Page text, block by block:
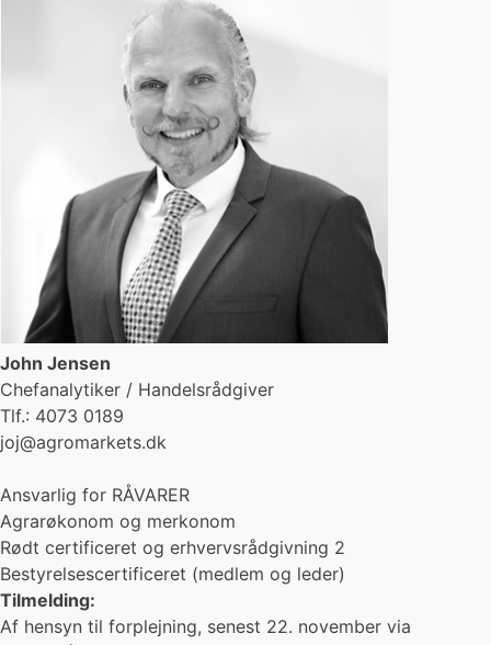
John Jensen
Chefanalytiker / Handelsrådgiver
Tlf.: 4073 0189
joj@agromarkets.dk
Ansvarlig for RÅVARER
Agrarøkonom og merkonom
Rødt certificeret og erhvervsrådgivning 2
Bestyrelsescertificeret (medlem og leder)
Tilmelding:
Af hensyn til forplejning, senest 22. november via